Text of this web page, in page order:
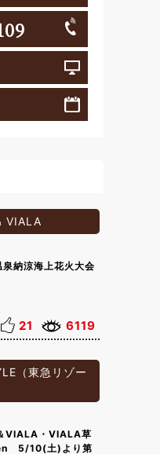
VIALA
納涼海上花火大会
21 6119
（東急リゾー
VIALA・VIALA草
5/10(土)より第